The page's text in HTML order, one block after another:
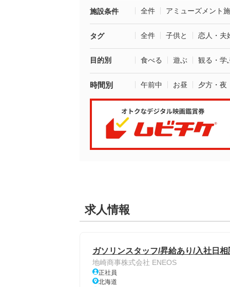
施設条件 全件 アミューズメント
タグ 全件 子供と 恋人・夫
目的別 食べる 遊ぶ 観る・学
時間別 午前中 お昼 夕方・夜
求人情報
ガソリンスタッフ/昇給あり/入社日
地崎商事株式会社 ENEOS
正社員
北海道